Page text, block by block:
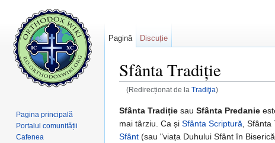
Sfânta Tradiție
(Redirecționat de la Tradiţia)
Sfânta Tradiție sau Sfânta Predanie
mai târziu. Ca și Sfânta Scriptură ,
Sfânt (sau "viața Duhului Sfânt în
Pagină Discuție
Pagina principală
Portalul comunității
Cafenea